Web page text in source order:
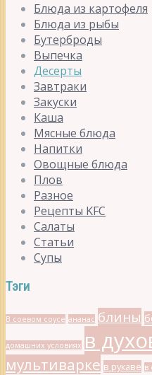
Блюда из картофеля
Блюда из рыбы
Бутерброды
Выпечка
Десерты
Завтраки
Закуски
Каша
Мясные блюда
Напитки
Овощные блюда
Плов
Разное
Рецепты KFC
Салаты
Статьи
Супы
Тэги
В соевом соусе ананас блины
домашних условиях в
мультиварке в рукаве в